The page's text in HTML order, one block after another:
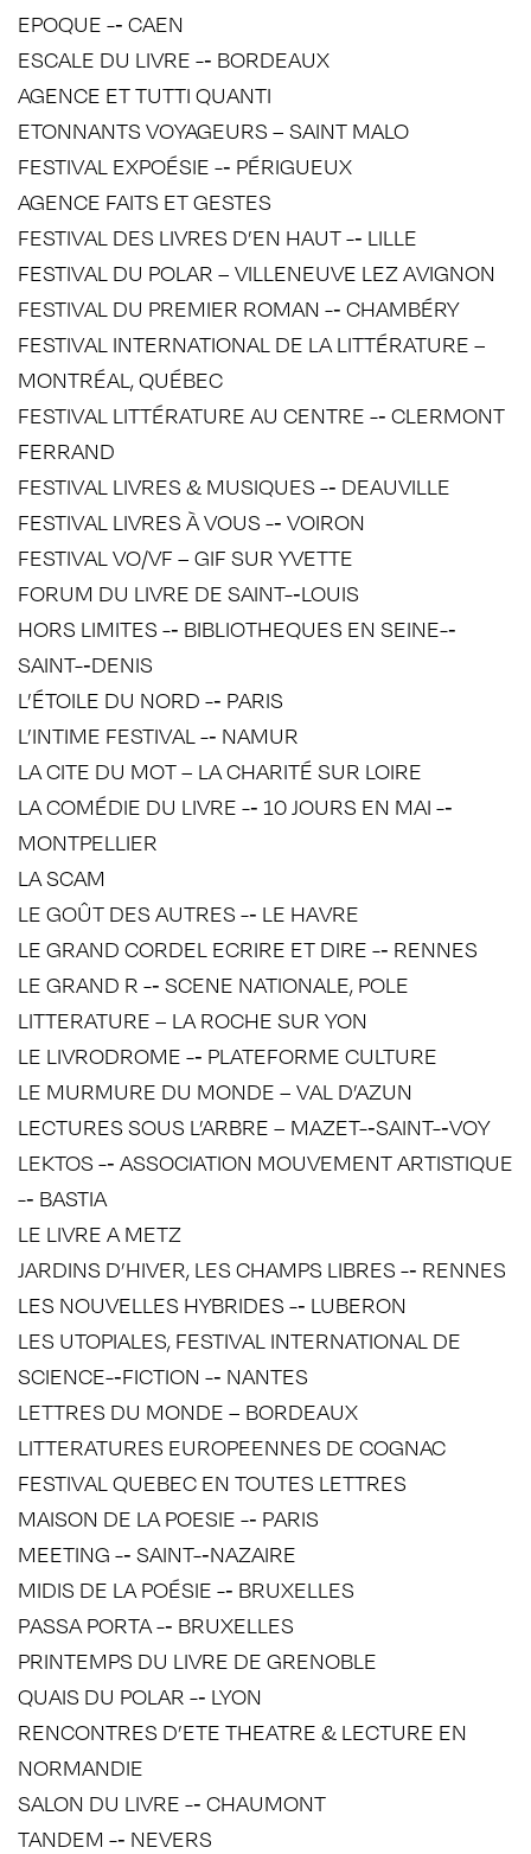
EPOQUE -­‐ CAEN
ESCALE DU LIVRE -­‐ BORDEAUX
AGENCE ET TUTTI QUANTI
ETONNANTS VOYAGEURS – SAINT MALO
FESTIVAL EXPOÉSIE -­‐ PÉRIGUEUX
AGENCE FAITS ET GESTES
FESTIVAL DES LIVRES D’EN HAUT -­‐ LILLE
FESTIVAL DU POLAR – VILLENEUVE LEZ AVIGNON
FESTIVAL DU PREMIER ROMAN -­‐ CHAMBÉRY
FESTIVAL INTERNATIONAL DE LA LITTÉRATURE –
MONTRÉAL, QUÉBEC
FESTIVAL LITTÉRATURE AU CENTRE -­‐ CLERMONT
FERRAND
FESTIVAL LIVRES & MUSIQUES -­‐ DEAUVILLE
FESTIVAL LIVRES À VOUS -­‐ VOIRON
FESTIVAL VO/VF – GIF SUR YVETTE
FORUM DU LIVRE DE SAINT-­‐LOUIS
HORS LIMITES -­‐ BIBLIOTHEQUES EN SEINE-­‐
SAINT-­‐DENIS
L’ÉTOILE DU NORD -­‐ PARIS
L’INTIME FESTIVAL -­‐ NAMUR
LA CITE DU MOT – LA CHARITÉ SUR LOIRE
LA COMÉDIE DU LIVRE -­‐ 10 JOURS EN MAI -­‐
MONTPELLIER
LA SCAM
LE GOÛT DES AUTRES -­‐ LE HAVRE
LE GRAND CORDEL ECRIRE ET DIRE -­‐ RENNES
LE GRAND R -­‐ SCENE NATIONALE, POLE
LITTERATURE – LA ROCHE SUR YON
LE LIVRODROME -­‐ PLATEFORME CULTURE
LE MURMURE DU MONDE – VAL D’AZUN
LECTURES SOUS L’ARBRE – MAZET-­‐SAINT-­‐VOY
LEKTOS -­‐ ASSOCIATION MOUVEMENT ARTISTIQUE
-­‐ BASTIA
LE LIVRE A METZ
JARDINS D’HIVER, LES CHAMPS LIBRES -­‐ RENNES
LES NOUVELLES HYBRIDES -­‐ LUBERON
LES UTOPIALES, FESTIVAL INTERNATIONAL DE
SCIENCE-­‐FICTION -­‐ NANTES
LETTRES DU MONDE – BORDEAUX
LITTERATURES EUROPEENNES DE COGNAC
FESTIVAL QUEBEC EN TOUTES LETTRES
MAISON DE LA POESIE -­‐ PARIS
MEETING -­‐ SAINT-­‐NAZAIRE
MIDIS DE LA POÉSIE -­‐ BRUXELLES
PASSA PORTA -­‐ BRUXELLES
PRINTEMPS DU LIVRE DE GRENOBLE
QUAIS DU POLAR -­‐ LYON
RENCONTRES D’ETE THEATRE & LECTURE EN
NORMANDIE
SALON DU LIVRE -­‐ CHAUMONT
TANDEM -­‐ NEVERS